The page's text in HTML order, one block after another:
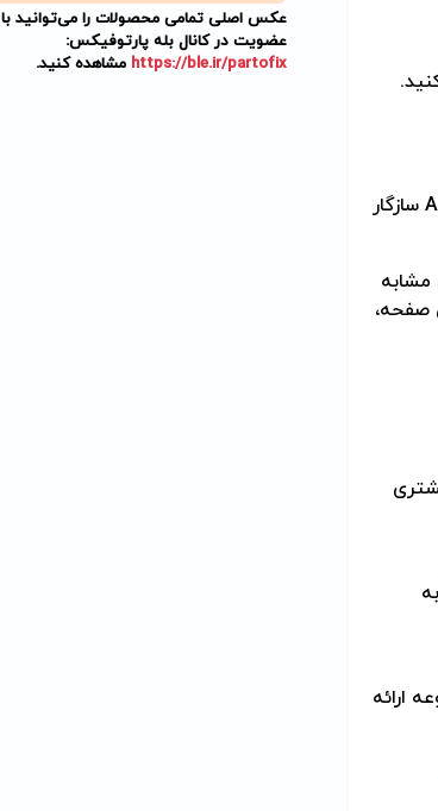
عکس اصلی تمامی محصولات را می‌توانید با
عضویت در کانال بله پارتوفیکس:
https://ble.ir/partofix مشاهده کنید.
سازگار
صفحه،
ارائه